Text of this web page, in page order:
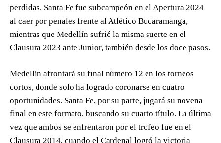
perdidas. Santa Fe fue subcampeón en el Apertura 2024
al caer por penales frente al Atlético Bucaramanga,
mientras que Medellín sufrió la misma suerte en el
Clausura 2023 ante Junior, también desde los doce pasos.
Medellín afrontará su final número 12 en los torneos
cortos, donde solo ha logrado coronarse en cuatro
oportunidades. Santa Fe, por su parte, jugará su novena
final en este formato, buscando su cuarto título. La última
vez que ambos se enfrentaron por el trofeo fue en el
Clausura 2014, cuando el Cardenal logró la victoria